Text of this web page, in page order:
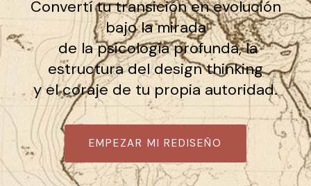
Convertí tu transición en evolución
bajo la mirada
de la psicología profunda, la
estructura del design thinking
y el coraje de tu propia autoridad.
EMPEZAR MI REDISEÑO